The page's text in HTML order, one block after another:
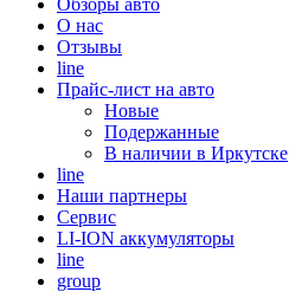
Обзоры авто
О нас
Отзывы
line
Прайс-лист на авто
Новые
Подержанные
В наличии в Иркутске
line
Наши партнеры
Cервис
LI-ION аккумуляторы
line
group